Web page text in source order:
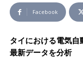
Facebook
タイにおける電気
最新データを分析